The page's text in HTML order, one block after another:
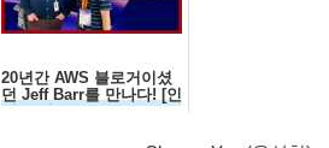
20년간 AWS 블로거이셨
던 Jeff Barr를 만나다! [인
터뷰 전문]